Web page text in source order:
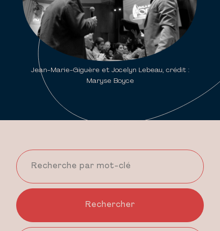
Jean-Marie-Giguère et Jocelyn Lebeau, crédit :
Maryse Boyce